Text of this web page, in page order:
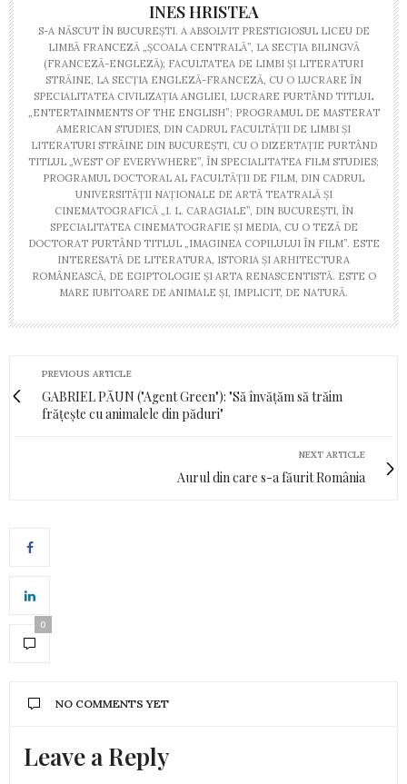
INES HRISTEA
S-A NĂSCUT ÎN BUCUREŞTI. A ABSOLVIT PRESTIGIOSUL LICEU DE
LIMBĂ FRANCEZĂ „ŞCOALA CENTRALĂ”, LA SECŢIA BILINGVĂ
(FRANCEZĂ-ENGLEZĂ); FACULTATEA DE LIMBI ŞI LITERATURI
STRĂINE, LA SECŢIA ENGLEZĂ-FRANCEZĂ, CU O LUCRARE ÎN
SPECIALITATEA CIVILIZAŢIA ANGLIEI, LUCRARE PURTÂND TITLUL
„ENTERTAINMENTS OF THE ENGLISH”; PROGRAMUL DE MASTERAT
AMERICAN STUDIES, DIN CADRUL FACULTĂŢII DE LIMBI ŞI
LITERATURI STRĂINE DIN BUCUREŞTI, CU O DIZERTAŢIE PURTÂND
TITLUL „WEST OF EVERYWHERE”, ÎN SPECIALITATEA FILM STUDIES;
PROGRAMUL DOCTORAL AL FACULTĂŢII DE FILM, DIN CADRUL
UNIVERSITĂŢII NAŢIONALE DE ARTĂ TEATRALĂ ŞI
CINEMATOGRAFICĂ „I. L. CARAGIALE”, DIN BUCUREŞTI, ÎN
SPECIALITATEA CINEMATOGRAFIE ŞI MEDIA, CU O TEZĂ DE
DOCTORAT PURTÂND TITLUL „IMAGINEA COPILULUI ÎN FILM”. ESTE
INTERESATĂ DE LITERATURA, ISTORIA ŞI ARHITECTURA
ROMÂNEASCĂ, DE EGIPTOLOGIE ŞI ARTA RENASCENTISTĂ. ESTE O
MARE IUBITOARE DE ANIMALE ŞI, IMPLICIT, DE NATURĂ.
PREVIOUS ARTICLE
GABRIEL PĂUN ("Agent Green"): "Să învățăm să trăim
frățește cu animalele din păduri"
NEXT ARTICLE
Aurul din care s-a făurit România
0
NO COMMENTS YET
Leave a Reply